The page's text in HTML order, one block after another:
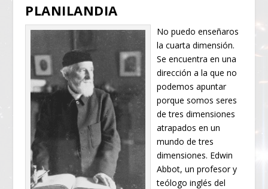
PLANILANDIA
No puedo enseñaros
la cuarta dimensión.
Se encuentra en una
dirección a la que no
podemos apuntar
porque somos seres
de tres dimensiones
atrapados en un
mundo de tres
dimensiones. Edwin
Abbot, un profesor y
teólogo inglés del